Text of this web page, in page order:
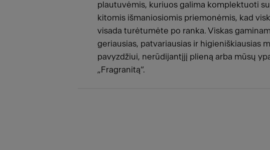
plautuvėmis, kuriuos galima komplektuoti
kitomis išmaniosiomis priemonėmis, kad
visada turėtumėte po ranka. Viskas
geriausias, patvariausias ir higieniškiausias
pavyzdžiui, nerūdijantįjį plieną arba mūsų
„Fragranitą“.